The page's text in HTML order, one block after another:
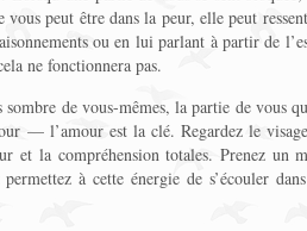
peut être dans la peur, elle peut
ou en lui parlant à partir de
ne fonctionnera pas.
de vous-mêmes, la partie de vous
— l’amour est la clé. Regardez le
et la compréhension totales. Prenez un
à cette énergie de s’écouler